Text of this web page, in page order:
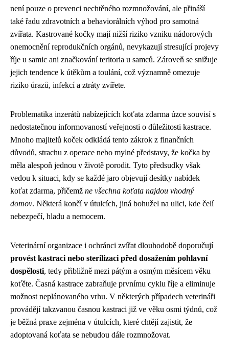
není pouze o prevenci nechtěného rozmnožování, ale přináší
také řadu zdravotních a behaviorálních výhod pro samotná
zvířata. Kastrované kočky mají nižší riziko vzniku nádorových
onemocnění reprodukčních orgánů, nevykazují stresující projevy
říje u samic ani značkování teritoria u samců. Zároveň se snižuje
jejich tendence k útěkům a toulání, což významně omezuje
riziko úrazů, infekcí a ztráty zvířete.
Problematika inzerátů nabízejících koťata zdarma úzce souvisí s
nedostatečnou informovaností veřejnosti o důležitosti kastrace.
Mnoho majitelů koček odkládá tento zákrok z finančních
důvodů, strachu z operace nebo mylné představy, že kočka by
měla alespoň jednou v životě porodit. Tyto předsudky však
vedou k situaci, kdy se každé jaro objevují desítky nabídek
koťat zdarma, přičemž ne všechna koťata najdou vhodný
domov. Některá končí v útulcích, jiná bohužel na ulici, kde čelí
nebezpečí, hladu a nemocem.
Veterinární organizace i ochránci zvířat dlouhodobě doporučují
provést kastraci nebo sterilizaci před dosažením pohlavní
dospělosti, tedy přibližně mezi pátým a osmým měsícem věku
koťěte. Časná kastrace zabraňuje prvnímu cyklu říje a eliminuje
možnost neplánovaného vrhu. V některých případech veterináři
provádějí takzvanou časnou kastraci již ve věku osmi týdnů, což
je běžná praxe zejména v útulcích, které chtějí zajistit, že
adoptovaná koťata se nebudou dále rozmnožovat.